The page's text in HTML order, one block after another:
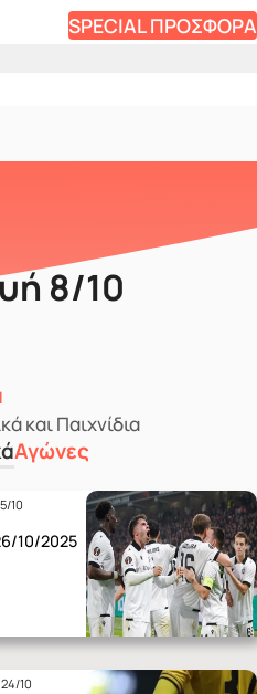
SPECIAL ΠΡΟΣΦΟΡΑ
8/10
και Παιχνίδια
Αγώνες
10
10/2025
10